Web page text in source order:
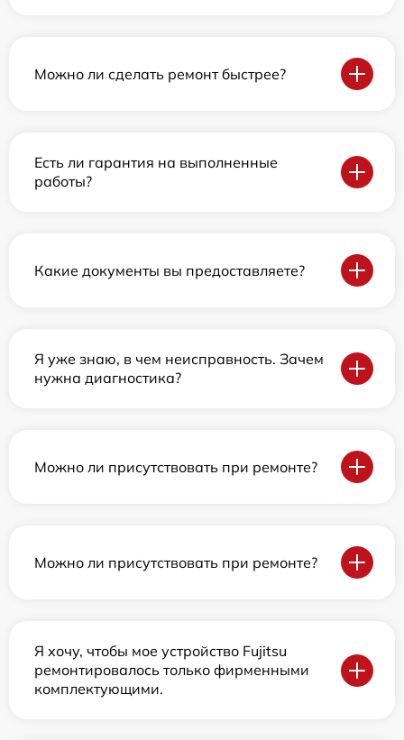
Можно ли сделать ремонт быстрее?
Есть ли гарантия на выполненные
работы?
Какие документы вы предоставляете?
Я уже знаю, в чем неисправность. Зачем
нужна диагностика?
Можно ли присутствовать при ремонте?
Можно ли присутствовать при ремонте?
Я хочу, чтобы мое устройство Fujitsu
ремонтировалось только фирменными
комплектующими.